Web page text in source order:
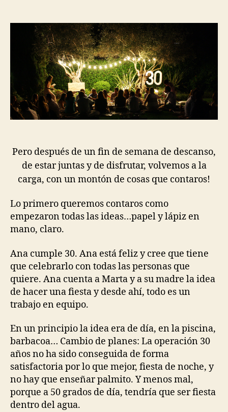
Pero después de un fin de semana de descanso,
de estar juntas y de disfrutar, volvemos a la
carga, con un montón de cosas que contaros!
Lo primero queremos contaros como
empezaron todas las ideas…papel y lápiz en
mano, claro.
Ana cumple 30. Ana está feliz y cree que tiene
que celebrarlo con todas las personas que
quiere. Ana cuenta a Marta y a su madre la idea
de hacer una fiesta y desde ahí, todo es un
trabajo en equipo.
En un principio la idea era de día, en la piscina,
barbacoa… Cambio de planes: La operación 30
años no ha sido conseguida de forma
satisfactoria por lo que mejor, fiesta de noche, y
no hay que enseñar palmito. Y menos mal,
porque a 50 grados de día, tendría que ser fiesta
dentro del agua.